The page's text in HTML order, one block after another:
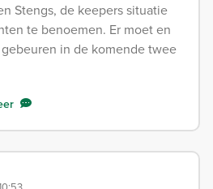
Stengs, de keepers situatie
te benoemen. Er moet en
in de komende twee